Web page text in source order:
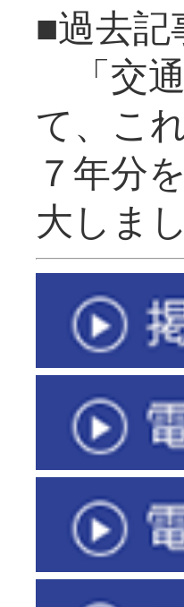
■過去
「交
て、こ
７年分
大